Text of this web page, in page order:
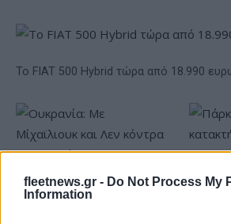
fleetnews.gr - Do Not Process My
Information
Το FIAT 500 Hybrid τώρα από 18.990
Ουκρανία: Με Μίχαϊλιουκ